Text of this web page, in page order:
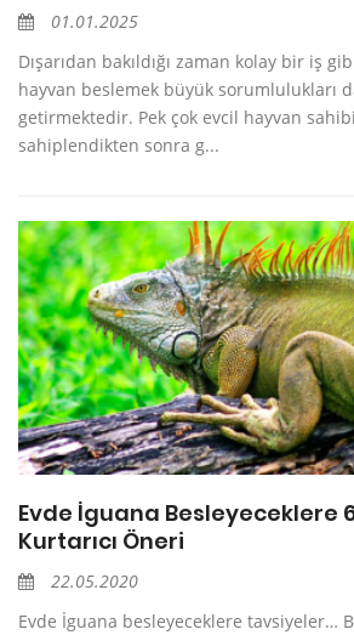
01.01.2025
Dışarıdan bakıldığı zaman kolay bir iş
hayvan beslemek büyük sorumlulukları
getirmektedir. Pek çok evcil hayvan
sahiplendikten sonra g...
Evde İguana Besleyeceklere
Kurtarıcı Öneri
22.05.2020
Evde İguana besleyeceklere tavsiyeler…